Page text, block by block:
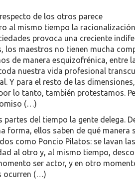
de los otros parece
al mismo tiempo la racionalización
provoca una creciente
los maestros no tienen mucha
de manera esquizofrénica, entre
nuestra vida profesional
Y para el resto de las
lo tanto, también protestamos.
(…)
partes del tiempo la gente delega.
forma, ellos saben de qué manera
como Poncio Pilatos: se lavan
al otro y, al mismo tiempo,
ser actor, y en otro
ocurren (…)